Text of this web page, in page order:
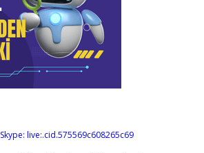
Skype: live:.cid.575569c608265c69